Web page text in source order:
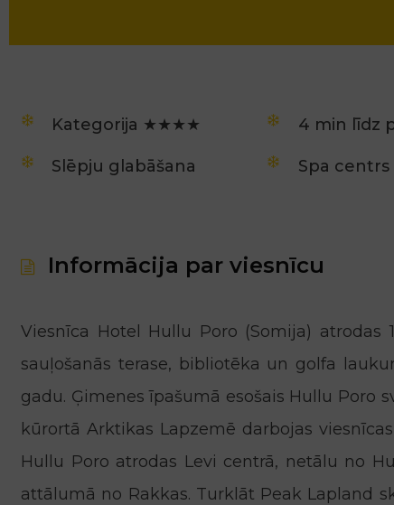
Kategorija ★★★★ 4 min līdz
Slēpju glabāšana Spa centrs
Informācija par viesnīcu
Viesnīca Hotel Hullu Poro (Somija)
sauļošanās terase, bibliotēka un golfa
gadu. Ģimenes īpašumā esošais Hullu Poro
kūrortā Arktikas Lapzemē darbojas
Hullu Poro atrodas Levi centrā, netālu no
attālumā no Rakkas. Turklāt Peak Lapland